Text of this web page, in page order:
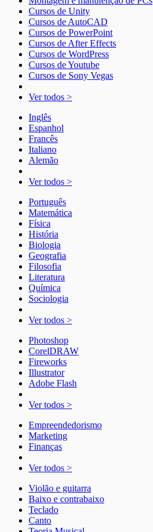
Cursos de Unity
Cursos de AutoCAD
Cursos de PowerPoint
Cursos de After Effects
Cursos de WordPress
Cursos de Youtube
Cursos de Sony Vegas
Ver todos >
Inglês
Espanhol
Francês
Italiano
Alemão
Ver todos >
Português
Matemática
Física
História
Biologia
Geografia
Filosofia
Literatura
Química
Sociologia
Ver todos >
Photoshop
CorelDRAW
Fireworks
Illustrator
Adobe Flash
Ver todos >
Empreendedorismo
Marketing
Finanças
Ver todos >
Violão e guitarra
Baixo e contrabaixo
Teclado
Canto